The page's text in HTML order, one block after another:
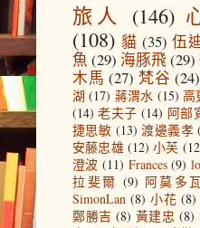
旅人 (146)
(108) 貓 (35) 伍
魚 (29) 海豚飛(29)
木馬 (27) 梵谷 (24)
湖 (17) 蔣渭水 (15) 高
(14) 老夫子 (14) 阿部
捷思敏 (13) 渡邊義孝
安藤忠雄 (12) 小芙
澄波 (11) Frances (9)
拉斐爾 (9) 阿莫多
SimonLan (8) 小花 (8)
鄭勝吉 (8) 黃建忠 (8)